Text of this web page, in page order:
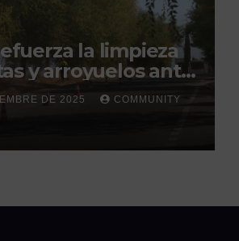
la limpieza
y arroyuelos ante
de las lluvias
DE 2025 COMMUNITY